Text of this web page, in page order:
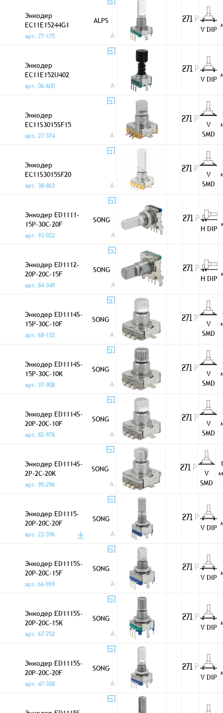
Энкодер
EC11E15244G1
ALPS
арт. 77-175
A
271 Р
V DIP
Энкодер
EC11E152U402
арт. 06-600
A
271 Р
V DIP
Энкодер
EC11S3015SF15
арт. 27-374
A
271 Р
V
SMD
Энкодер
EC11S3015SF20
арт. 38-863
A
271 Р
V
SMD
Энкодер ED1111-
15P-30C-20F
SONG
арт. 93-922
A
271 Р
H DIP
Энкодер ED1112-
20P-20C-15F
SONG
арт. 84-349
A
271 Р
H DIP
Энкодер ED1114S-
15P-30C-10F
SONG
арт. 68-132
A
271 Р
V
SMD
Энкодер ED1114S-
15P-30C-10K
SONG
арт. 37-908
A
271 Р
V
SMD
Энкодер ED1114S-
20P-20C-10F
SONG
арт. 82-976
A
271 Р
V
SMD
Энкодер ED1114S-
2P-2C-20K
SONG
арт. 95-296
A
271 Р
V
SMD
Энкодер ED1115-
20P-20C-20F
SONG
арт. 22-396
A
271 Р
V DIP
Энкодер ED1115S-
20P-20C-15F
SONG
арт. 66-959
A
271 Р
V DIP
Энкодер ED1115S-
20P-20C-15K
SONG
арт. 67-752
A
271 Р
V DIP
Энкодер ED1115S-
20P-20C-20F
SONG
арт. 47-358
A
271 Р
V DIP